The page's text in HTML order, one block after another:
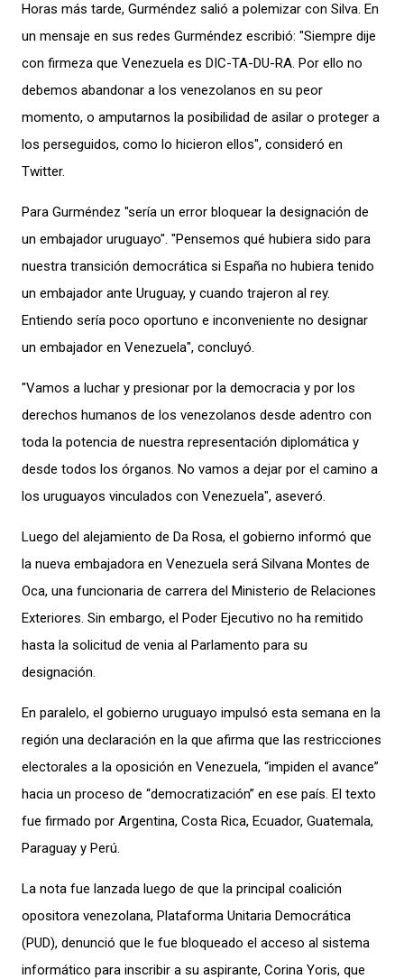
Horas más tarde, Gurméndez salió a polemizar con Silva. En
un mensaje en sus redes Gurméndez escribió: "Siempre dije
con firmeza que Venezuela es DIC-TA-DU-RA. Por ello no
debemos abandonar a los venezolanos en su peor
momento, o amputarnos la posibilidad de asilar o proteger a
los perseguidos, como lo hicieron ellos", consideró en
Twitter.
Para Gurméndez "sería un error bloquear la designación de
un embajador uruguayo". "Pensemos qué hubiera sido para
nuestra transición democrática si España no hubiera tenido
un embajador ante Uruguay, y cuando trajeron al rey.
Entiendo sería poco oportuno e inconveniente no designar
un embajador en Venezuela", concluyó.
"Vamos a luchar y presionar por la democracia y por los
derechos humanos de los venezolanos desde adentro con
toda la potencia de nuestra representación diplomática y
desde todos los órganos. No vamos a dejar por el camino a
los uruguayos vinculados con Venezuela", aseveró.
Luego del alejamiento de Da Rosa, el gobierno informó que
la nueva embajadora en Venezuela será Silvana Montes de
Oca, una funcionaria de carrera del Ministerio de Relaciones
Exteriores. Sin embargo, el Poder Ejecutivo no ha remitido
hasta la solicitud de venia al Parlamento para su
designación.
En paralelo, el gobierno uruguayo impulsó esta semana en la
región una declaración en la que afirma que las restricciones
electorales a la oposición en Venezuela, “impiden el avance”
hacia un proceso de “democratización” en ese país. El texto
fue firmado por Argentina, Costa Rica, Ecuador, Guatemala,
Paraguay y Perú.
La nota fue lanzada luego de que la principal coalición
opositora venezolana, Plataforma Unitaria Democrática
(PUD), denunció que le fue bloqueado el acceso al sistema
informático para inscribir a su aspirante, Corina Yoris, que